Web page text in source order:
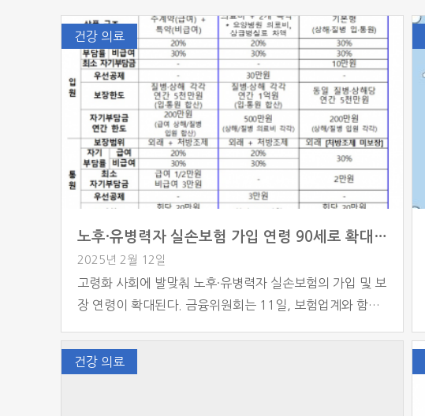
건강 의료
노후·유병력자 실손보험 가입 연령 90세로 확대…보장도 110세까지
2025년 2월 12일
고령화 사회에 발맞춰 노후·유병력자 실손보험의 가입 및 보
장 연령이 확대된다. 금융위원회는 11일, 보험업계와 함께
그 일환으로 노후·유병력자 실손보험의 가입 연령을 90세까
지 확대하고 보장 연령을 110세까지 연장한다고 발표했다.
건강 의료